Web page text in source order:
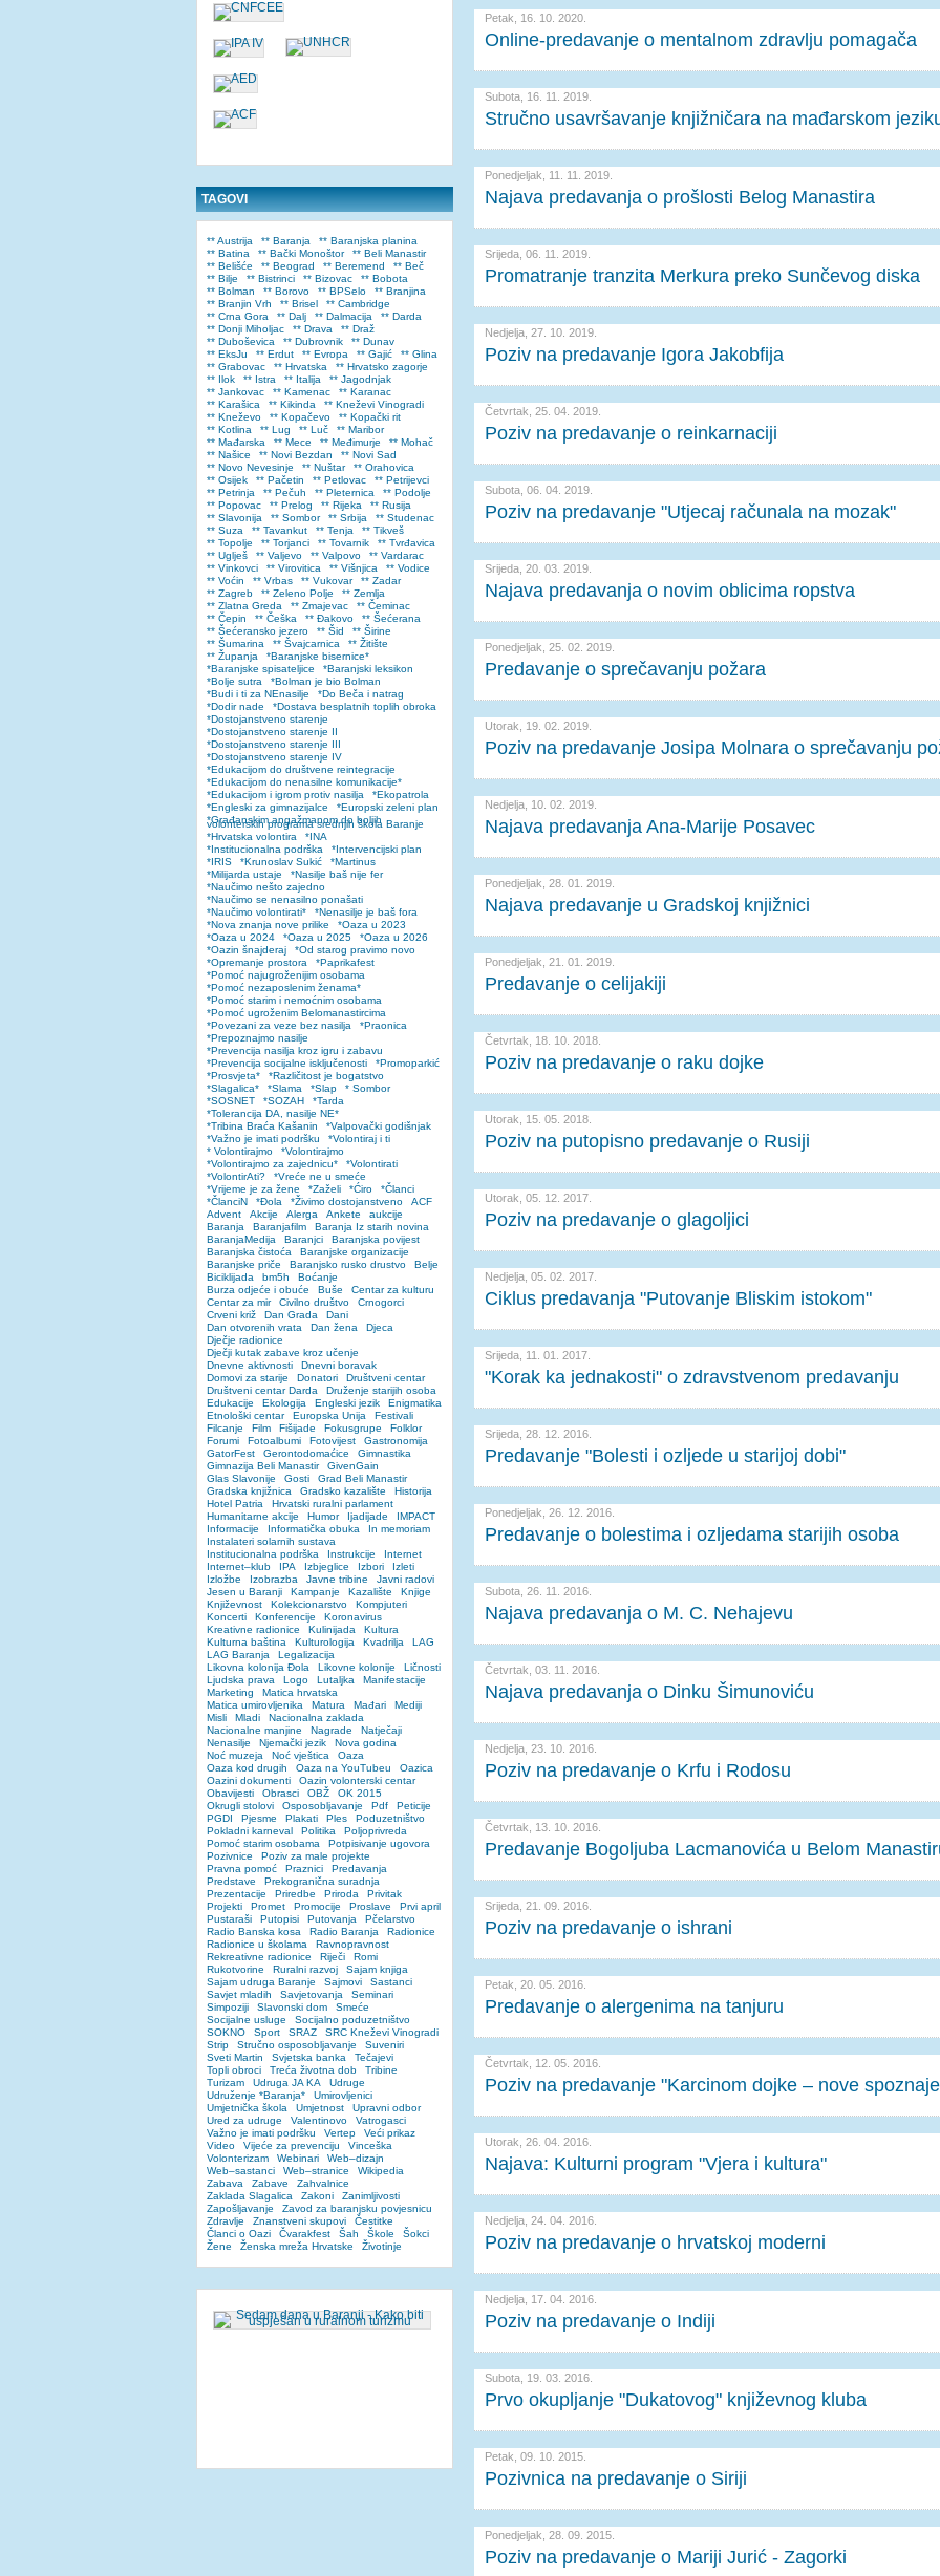
Petak, 16. 10. 2020.
Online-predavanje o mentalnom zdravlju pomagača
Subota, 16. 11. 2019.
Stručno usavršavanje knjižničara na mađarskom
Ponedjeljak, 11. 11. 2019.
Najava predavanja o prošlosti Belog Manastira
Srijeda, 06. 11. 2019.
Promatranje tranzita Merkura preko Sunčevog diska
Nedjelja, 27. 10. 2019.
Poziv na predavanje Igora Jakobfija
Četvrtak, 25. 04. 2019.
Poziv na predavanje o reinkarnaciji
Subota, 06. 04. 2019.
Poziv na predavanje "Utjecaj računala na mozak"
Srijeda, 20. 03. 2019.
Najava predavanja o novim oblicima ropstva
Ponedjeljak, 25. 02. 2019.
Predavanje o sprečavanju požara
Utorak, 19. 02. 2019.
Poziv na predavanje Josipa Molnara o sprečavanju
Nedjelja, 10. 02. 2019.
Najava predavanja Ana-Marije Posavec
Ponedjeljak, 28. 01. 2019.
Najava predavanje u Gradskoj knjižnici
Ponedjeljak, 21. 01. 2019.
Predavanje o celijakiji
Četvrtak, 18. 10. 2018.
Poziv na predavanje o raku dojke
Utorak, 15. 05. 2018.
Poziv na putopisno predavanje o Rusiji
Utorak, 05. 12. 2017.
Poziv na predavanje o glagoljici
Nedjelja, 05. 02. 2017.
Ciklus predavanja "Putovanje Bliskim istokom"
Srijeda, 11. 01. 2017.
"Korak ka jednakosti" o zdravstvenom predavanju
Srijeda, 28. 12. 2016.
Predavanje "Bolesti i ozljede u starijoj dobi"
Ponedjeljak, 26. 12. 2016.
Predavanje o bolestima i ozljedama starijih osoba
Subota, 26. 11. 2016.
Najava predavanja o M. C. Nehajevu
Četvrtak, 03. 11. 2016.
Najava predavanja o Dinku Šimunoviću
Nedjelja, 23. 10. 2016.
Poziv na predavanje o Krfu i Rodosu
Četvrtak, 13. 10. 2016.
Predavanje Bogoljuba Lacmanovića u Belom
Srijeda, 21. 09. 2016.
Poziv na predavanje o ishrani
Petak, 20. 05. 2016.
Predavanje o alergenima na tanjuru
Četvrtak, 12. 05. 2016.
Poziv na predavanje "Karcinom dojke – nove
Utorak, 26. 04. 2016.
Najava: Kulturni program "Vjera i kultura"
Nedjelja, 24. 04. 2016.
Poziv na predavanje o hrvatskoj moderni
Nedjelja, 17. 04. 2016.
Poziv na predavanje o Indiji
Subota, 19. 03. 2016.
Prvo okupljanje "Dukatovog" književnog kluba
Petak, 09. 10. 2015.
Pozivnica na predavanje o Siriji
Ponedjeljak, 28. 09. 2015.
Poziv na predavanje o Mariji Jurić - Zagorki
TAGOVI
** Austrija ** Baranja
** Baranjska planina
** Batina
** Bački Monoštor
** Beli Manastir
** Belišće
** Beograd ** Beremend
** Beč
** Bilje
** Bistrinci ** Bizovac
** Bobota
** Bolman
** Borovo ** BPSelo
** Branjina
** Branjin Vrh
** Brisel
** Cambridge
** Crna Gora
** Dalj ** Dalmacija
** Darda
** Donji Miholjac
** Drava
** Draž
** Duboševica
** Dubrovnik
** Dunav
** EksJu
** Erdut ** Evropa ** Gajić
** Glina
** Grabovac
** Hrvatska
** Hrvatsko zagorje
** Ilok
** Istra ** Italija
** Jagodnjak
** Jankovac
** Kamenac
** Karanac
** Karašica
** Kikinda
** Kneževi Vinogradi
** Kneževo
** Kopačevo
** Kopački rit
** Kotlina
** Lug ** Luč
** Maribor
** Mađarska
** Mece ** Međimurje
** Mohač
** Našice
** Novi Bezdan
** Novi Sad
** Novo Nevesinje
** Nuštar
** Orahovica
** Osijek
** Pačetin ** Petlovac
** Petrijevci
** Petrinja
** Pečuh ** Pleternica
** Podolje
** Popovac
** Prelog ** Rijeka
** Rusija
** Slavonija
** Sombor ** Srbija
** Studenac
** Suza
** Tavankut ** Tenja
** Tikveš
** Topolje
** Torjanci ** Tovarnik
** Tvrđavica
** Uglješ
** Valjevo ** Valpovo
** Vardarac
** Vinkovci
** Virovitica ** Višnjica
** Vodice
** Voćin
** Vrbas ** Vukovar
** Zadar
** Zagreb
** Zeleno Polje
** Zemlja
** Zlatna Greda
** Zmajevac
** Čeminac
** Čepin
** Češka ** Đakovo
** Šećerana
** Šećeransko jezero
** Šid
** Širine
** Šumarina
** Švajcarnica
** Žitište
** Županja
*Baranjske bisernice*
*Baranjske spisateljice
*Baranjski leksikon
*Bolje sutra
*Bolman je bio Bolman
*Budi i ti za NEnasilje
*Do Beča i natrag
*Dodir nade
*Dostava besplatnih toplih obroka
*Dostojanstveno starenje
*Dostojanstveno starenje II
*Dostojanstveno starenje III
*Dostojanstveno starenje IV
*Edukacijom do društvene reintegracije
*Edukacijom do nenasilne komunikacije*
*Edukacijom i igrom protiv nasilja
*Ekopatrola
*Engleski za gimnazijalce
*Europski zeleni plan
*Građanskim angažmanom do boljih
volonterskih programa srednjih škola Baranje
*Hrvatska volontira
*INA
*Institucionalna podrška
*Intervencijski plan
*IRIS
*Krunoslav Sukić
*Martinus
*Milijarda ustaje
*Nasilje baš nije fer
*Naučimo nešto zajedno
*Naučimo se nenasilno ponašati
*Naučimo volontirati*
*Nenasilje je baš fora
*Nova znanja nove prilike
*Oaza u 2023
*Oaza u 2024
*Oaza u 2025
*Oaza u 2026
*Oazin šnajderaj
*Od starog pravimo novo
*Opremanje prostora
*Paprikafest
*Pomoć najugroženijim osobama
*Pomoć nezaposlenim ženama*
*Pomoć starim i nemoćnim osobama
*Pomoć ugroženim Belomanastircima
*Povezani za veze bez nasilja
*Praonica
*Prepoznajmo nasilje
*Prevencija nasilja kroz igru i zabavu
*Prevencija socijalne isključenosti
*Promoparkić
*Prosvjeta*
*Različitost je bogatstvo
*Slagalica*
*Slama *Slap
* Sombor
*SOSNET
*SOZAH
*Tarda
*Tolerancija DA, nasilje NE*
*Tribina Braća Kašanin
*Valpovački godišnjak
*Važno je imati podršku
*Volontiraj i ti
* Volontirajmo
*Volontirajmo
*Volontirajmo za zajednicu*
*Volontirati
*VolontirAti?
*Vreće ne u smeće
*Vrijeme je za žene
*Zaželi *Ćiro
*Članci
*ČlanciN
*Đola *Živimo dostojanstveno
ACF
Advent
Akcije Alerga Ankete
aukcije
Baranja
Baranjafilm
Baranja Iz starih novina
BaranjaMedija
Baranjci
Baranjska povijest
Baranjska čistoća
Baranjske organizacije
Baranjske priče
Baranjsko rusko drustvo
Belje
Biciklijada
bm5h
Boćanje
Burza odjeće i obuće
Buše
Centar za kulturu
Centar za mir
Civilno društvo
Crnogorci
Crveni križ
Dan Grada
Dani
Dan otvorenih vrata
Dan žena
Djeca
Dječje radionice
Dječji kutak zabave kroz učenje
Dnevne aktivnosti
Dnevni boravak
Domovi za starije
Donatori
Društveni centar
Društveni centar Darda
Druženje starijih osoba
Edukacije
Ekologija Engleski jezik
Enigmatika
Etnološki centar
Europska Unija
Festivali
Filcanje
Film Fišijade Fokusgrupe
Folklor
Forumi
Fotoalbumi Fotovijest
Gastronomija
GatorFest
Gerontodomaćice
Gimnastika
Gimnazija Beli Manastir
GivenGain
Glas Slavonije
Gosti
Grad Beli Manastir
Gradska knjižnica
Gradsko kazalište
Historija
Hotel Patria
Hrvatski ruralni parlament
Humanitarne akcije
Humor Ijadijade
IMPACT
Informacije
Informatička obuka
In memoriam
Instalateri solarnih sustava
Institucionalna podrška
Instrukcije
Internet
Internet–klub
IPA Izbjeglice Izbori
Izleti
Izložbe
Izobrazba Javne tribine
Javni radovi
Jesen u Baranji
Kampanje Kazalište
Knjige
Književnost
Kolekcionarstvo
Kompjuteri
Koncerti
Konferencije
Koronavirus
Kreativne radionice
Kulinijada
Kultura
Kulturna baština
Kulturologija Kvadrilja
LAG
LAG Baranja
Legalizacija
Likovna kolonija Đola
Likovne kolonije
Ličnosti
Ljudska prava
Logo Lutaljka
Manifestacije
Marketing
Matica hrvatska
Matica umirovljenika
Matura Mađari
Mediji
Misli
Mladi
Nacionalna zaklada
Nacionalne manjine
Nagrade
Natječaji
Nenasilje
Njemački jezik
Nova godina
Noć muzeja
Noć vještica
Oaza
Oaza kod drugih
Oaza na YouTubeu
Oazica
Oazini dokumenti
Oazin volonterski centar
Obavijesti
Obrasci OBŽ
OK 2015
Okrugli stolovi
Osposobljavanje Pdf
Peticije
PGDI
Pjesme Plakati Ples
Poduzetništvo
Pokladni karneval
Politika
Poljoprivreda
Pomoć starim osobama
Potpisivanje ugovora
Pozivnice
Poziv za male projekte
Pravna pomoć
Praznici
Predavanja
Predstave
Prekogranična suradnja
Prezentacije
Priredbe Priroda
Privitak
Projekti
Promet Promocije Proslave
Prvi april
Pustaraši
Putopisi Putovanja
Pčelarstvo
Radio Banska kosa
Radio Baranja
Radionice
Radionice u školama
Ravnopravnost
Rekreativne radionice
Riječi
Romi
Rukotvorine
Ruralni razvoj
Sajam knjiga
Sajam udruga Baranje
Sajmovi
Sastanci
Savjet mladih
Savjetovanja
Seminari
Simpoziji
Slavonski dom
Smeće
Socijalne usluge
Socijalno poduzetništvo
SOKNO
Sport SRAZ
SRC Kneževi Vinogradi
Strip
Stručno osposobljavanje
Suveniri
Sveti Martin
Svjetska banka
Tečajevi
Topli obroci
Treća životna dob
Tribine
Turizam
Udruga JA KA
Udruge
Udruženje *Baranja*
Umirovljenici
Umjetnička škola
Umjetnost
Upravni odbor
Ured za udruge
Valentinovo
Vatrogasci
Važno je imati podršku
Vertep
Veći prikaz
Video
Vijeće za prevenciju
Vinceška
Volonterizam
Webinari
Web–dizajn
Web–sastanci
Web–stranice
Wikipedia
Zabava
Zabave
Zahvalnice
Zaklada Slagalica
Zakoni
Zanimljivosti
Zapošljavanje
Zavod za baranjsku povjesnicu
Zdravlje
Znanstveni skupovi
Čestitke
Članci o Oazi
Čvarakfest Šah Škole
Šokci
Žene
Ženska mreža Hrvatske Životinje